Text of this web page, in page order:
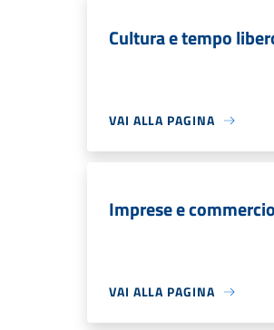
Cultura e tempo
VAI ALLA PAGINA
Imprese e commercio
VAI ALLA PAGINA